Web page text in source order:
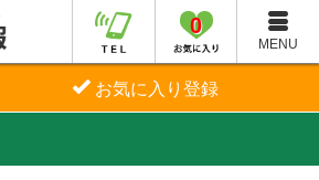
MENU
0
お気に入り登録